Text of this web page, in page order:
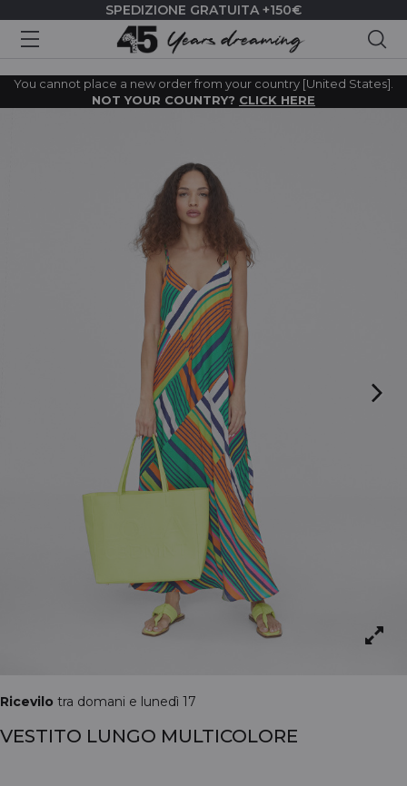
SPEDIZIONE GRATUITA +150€
You cannot place a new order from your country [United States].
NOT YOUR COUNTRY? CLICK HERE
Ricevilo tra domani e lunedì 17
VESTITO LUNGO MULTICOLORE